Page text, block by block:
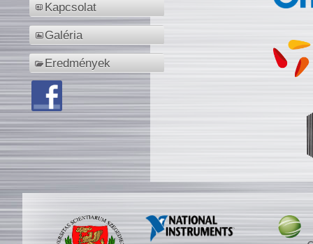
Kapcsolat
Galéria
Eredmények